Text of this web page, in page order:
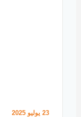
23 يوليو 2025